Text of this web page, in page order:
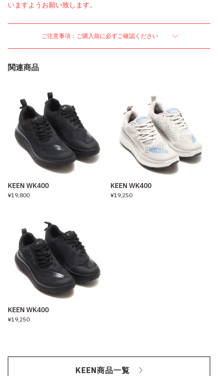
いますようお願い致します。
ご注意事項：ご購入前に必ずご確認ください
関連商品
KEEN WK400
¥19,800
KEEN WK400
¥19,250
KEEN WK400
¥19,250
KEEN商品一覧